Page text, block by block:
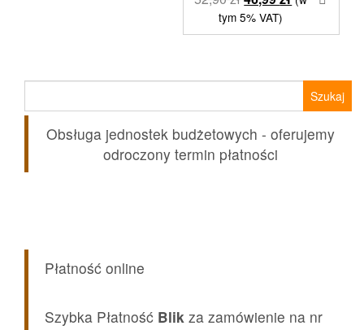
cena
wynosiła:wynosi:
tym 5% VAT)
Obsługa jednostek budżetowych - oferujemy
odroczony termin płatności
Płatność online
Szybka Płatność Blik za zamówienie na nr